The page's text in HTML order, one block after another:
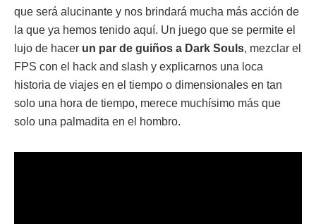
que será alucinante y nos brindará mucha más acción de
la que ya hemos tenido aquí. Un juego que se permite el
lujo de hacer un par de guiños a Dark Souls, mezclar el
FPS con el hack and slash y explicarnos una loca
historia de viajes en el tiempo o dimensionales en tan
solo una hora de tiempo, merece muchísimo más que
solo una palmadita en el hombro.